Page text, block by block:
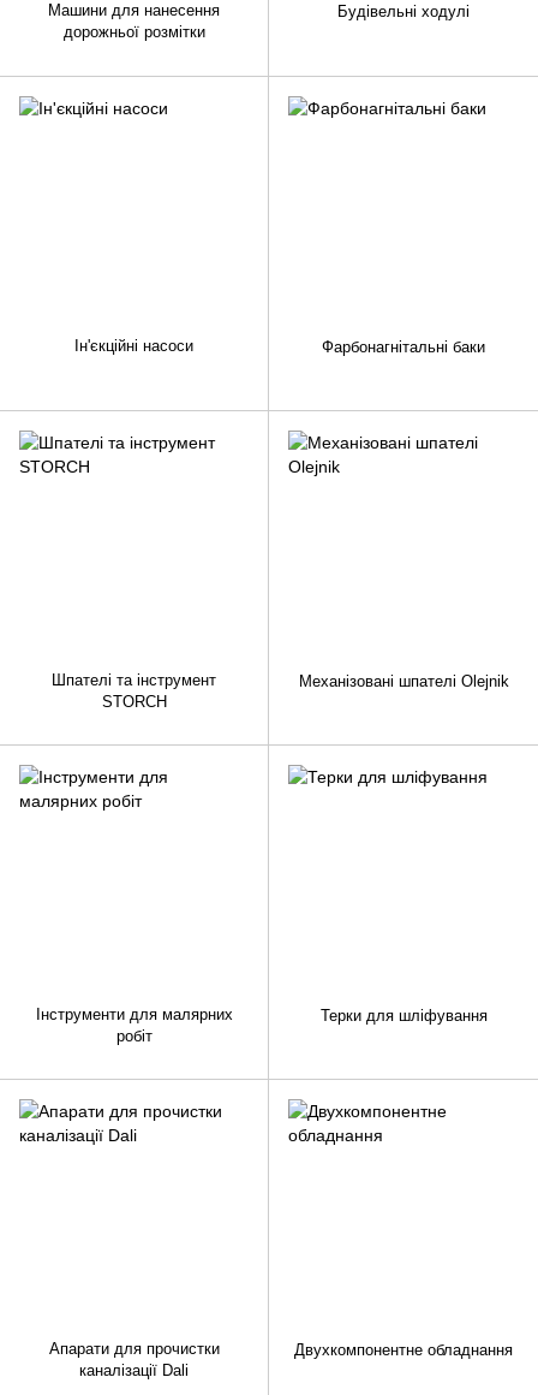
Машини для нанесення
дорожньої розмітки
Будівельні ходулі
Ін'єкційні насоси Фарбонагнітальні баки
Шпателі та інструмент
STORCH
Механізовані шпателі Olejnik
Інструменти для малярних
робіт
Терки для шліфування
Апарати для прочистки
каналізації Dali
Двухкомпонентне обладнання